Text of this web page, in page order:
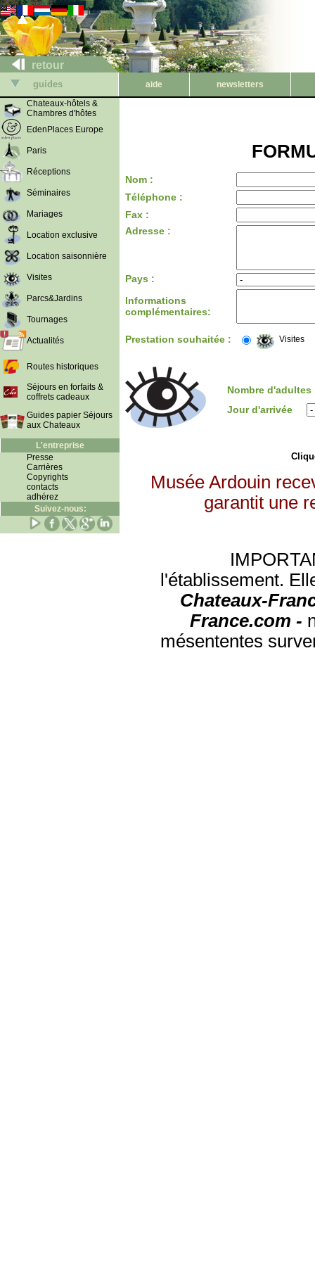
retour
guides aide
newsletters
Chateaux-hôtels &
Chambres d'hôtes
EdenPlaces Europe
Paris
Réceptions
Séminaires
Mariages
Location exclusive
Location saisonnière
Visites
Parcs&Jardins
Tournages
Actualités
Routes historiques
Séjours en forfaits &
coffrets cadeaux
Guides papier Séjours
aux Chateaux
L'entreprise
Presse
Carrières
Copyrights
contacts
adhérez
Suivez-nous:
Nom :
Téléphone :
Fax :
Adresse :
Pays :
Informations
complémentaires:
Prestation souhaitée : Visites
Nombre
Jour d'arrivée
Musée Ardouin
garantit une
l'établissement.
Chateaux-
France.com -
mésententes